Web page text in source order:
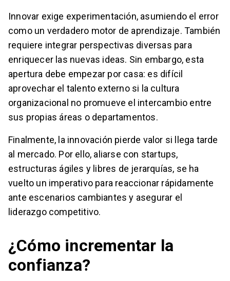
Innovar exige experimentación, asumiendo el error
como un verdadero motor de aprendizaje. También
requiere integrar perspectivas diversas para
enriquecer las nuevas ideas. Sin embargo, esta
apertura debe empezar por casa: es difícil
aprovechar el talento externo si la cultura
organizacional no promueve el intercambio entre
sus propias áreas o departamentos.
Finalmente, la innovación pierde valor si llega tarde
al mercado. Por ello, aliarse con startups,
estructuras ágiles y libres de jerarquías, se ha
vuelto un imperativo para reaccionar rápidamente
ante escenarios cambiantes y asegurar el
liderazgo competitivo.
¿Cómo incrementar la
confianza?